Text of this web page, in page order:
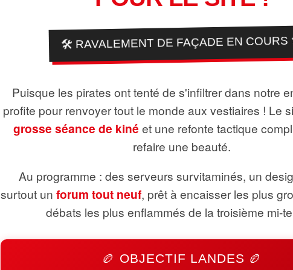
🛠️ RAVALEMENT DE FAÇADE EN
Puisque les pirates ont tenté de s'infiltrer dans notre
profite pour renvoyer tout le monde aux vestiaires ! Le
grosse séance de kiné et une refonte tactique
refaire une beauté.
Au programme : des serveurs survitaminés, un
surtout un forum tout neuf, prêt à encaisser les plus
débats les plus enflammés de la troisième mi-
🏉 OBJECTIF LANDES 🏉